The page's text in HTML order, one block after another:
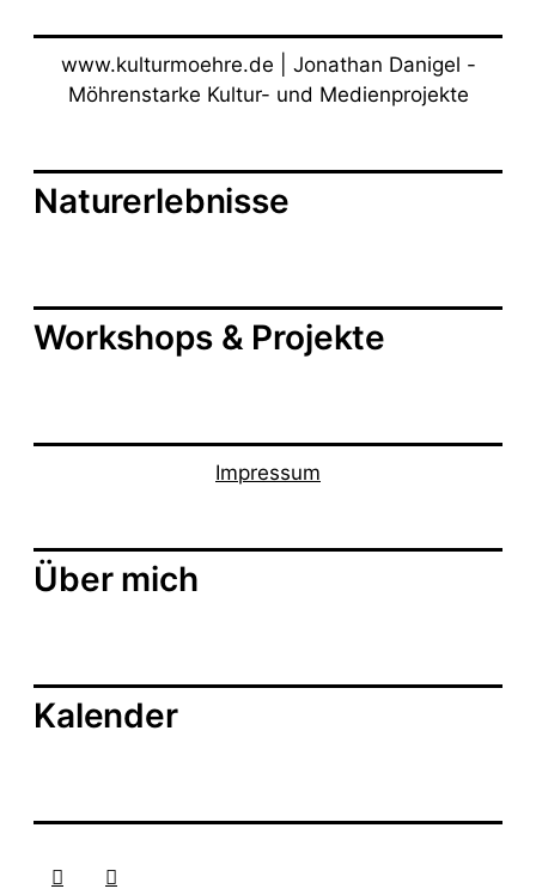
www.kulturmoehre.de | Jonathan Danigel -
Möhrenstarke Kultur- und Medienprojekte
Naturerlebnisse
Workshops & Projekte
Impressum
Über mich
Kalender